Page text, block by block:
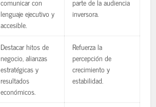
lenguaje ejecutivo y
accesible.
inversora.
Destacar hitos de
negocio, alianzas
estratégicas y
resultados
económicos.
Refuerza la
percepción de
crecimiento y
estabilidad.